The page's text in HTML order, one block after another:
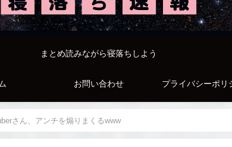
まとめ読みながら寝落ちしよう
お問い合わせ プライバシーポリ
さん、アンチを煽りまくるwww